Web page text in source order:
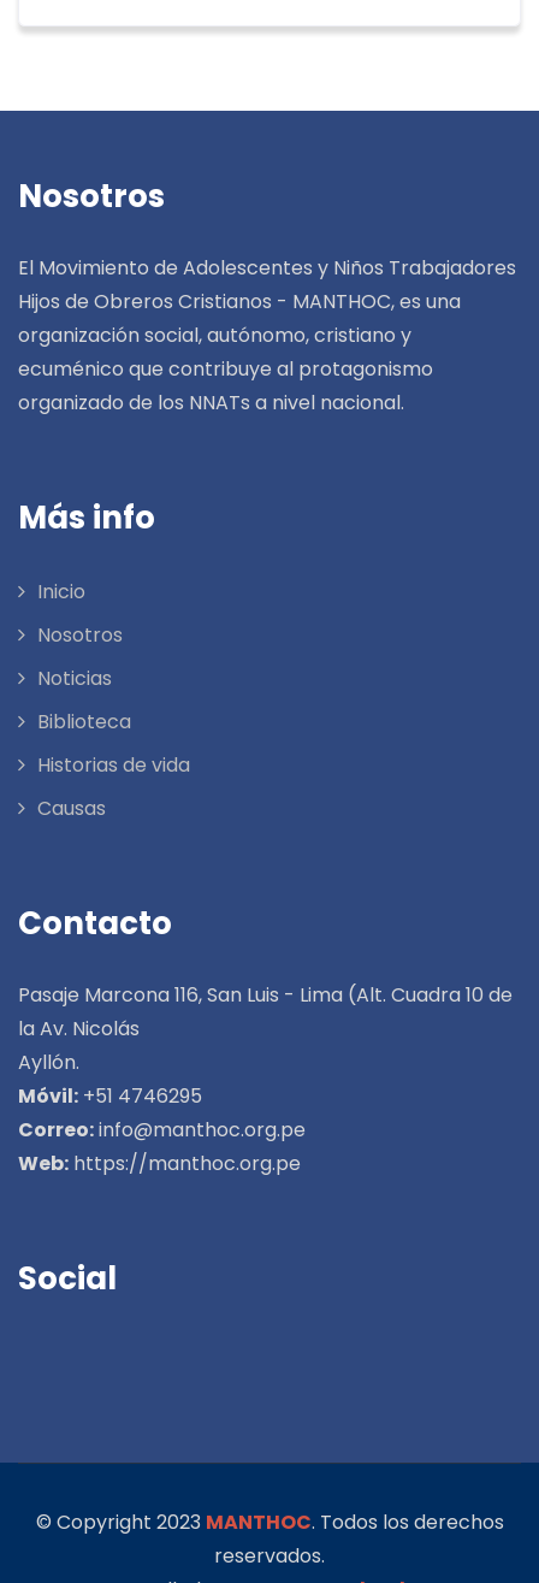
Nosotros
El Movimiento de Adolescentes y Niños Trabajadores
Hijos de Obreros Cristianos - MANTHOC, es una
organización social, autónomo, cristiano y
ecuménico que contribuye al protagonismo
organizado de los NNATs a nivel nacional.
Más info
Inicio
Nosotros
Noticias
Biblioteca
Historias de vida
Causas
Contacto
Pasaje Marcona 116, San Luis - Lima (Alt. Cuadra 10 de
la Av. Nicolás
Ayllón.
Móvil: +51 4746295
Correo:info@manthoc.org.pe
Web: https://manthoc.org.pe
Social
© Copyright 2023 MANTHOC. Todos los derechos
reservados.